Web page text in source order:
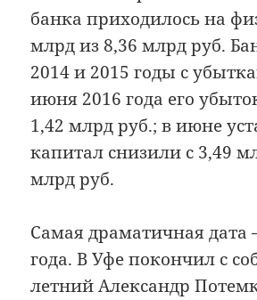
банка приходилось на
млрд из 8,36 млрд руб.
2014 и 2015 годы с
июня 2016 года его
1,42 млрд руб.; в июне
капитал снизили с 3,49
млрд руб.
Самая драматичная дата
года. В Уфе покончил с
летний Александр